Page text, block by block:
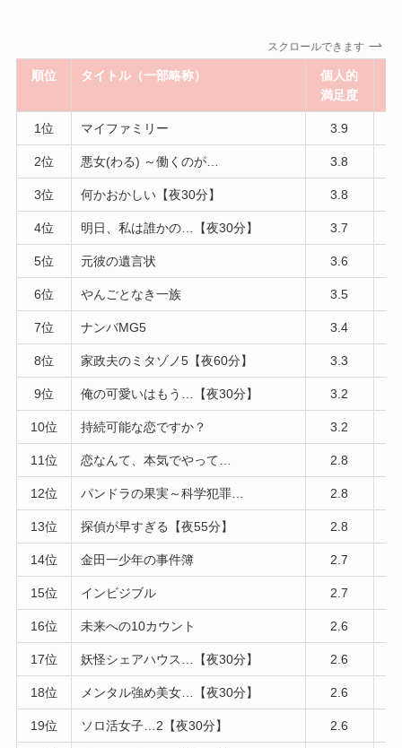
スクロールできます
順位 タイトル（一部略称）
個人的
満足度
1位 マイファミリー 3.9
2位 悪女(わる) ～働くのが… 3.8
3位 何かおかしい 【夜30分】 3.8
4位 明日、私は誰かの…【夜30分】 3.7
5位 元彼の遺言状 3.6
6位 やんごとなき一族 3.5
7位 ナンバMG5 3.4
8位 家政夫のミタゾノ5【夜60分】 3.3
9位 俺の可愛いはもう…【夜30分】 3.2
10位 持続可能な恋ですか？ 3.2
11位 恋なんて、本気でやって… 2.8
12位 パンドラの果実～科学犯罪… 2.8
13位 探偵が早すぎる【夜55分】 2.8
14位 金田一少年の事件簿 2.7
15位 インビジブル 2.7
16位 未来への10カウント 2.6
17位 妖怪シェアハウス…【夜30分】 2.6
18位 メンタル強め美女…【夜30分】 2.6
19位 ソロ活女子…2【夜30分】 2.6